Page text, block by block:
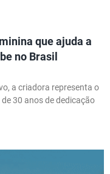
que ajuda a
no Brasil
a criadora representa o
30 anos de dedicação